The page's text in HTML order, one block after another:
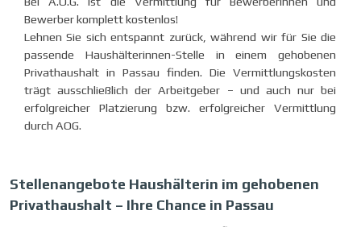
Bewerber komplett kostenlos!
Lehnen Sie sich entspannt zurück, während wir für Sie die
passende Haushälterinnen-Stelle in einem gehobenen
Privathaushalt in Passau finden. Die Vermittlungskosten
trägt ausschließlich der Arbeitgeber – und auch nur bei
erfolgreicher Platzierung bzw. erfolgreicher Vermittlung
durch AOG.
Stellenangebote Haushälterin im gehobenen
Privathaushalt – Ihre Chance in Passau